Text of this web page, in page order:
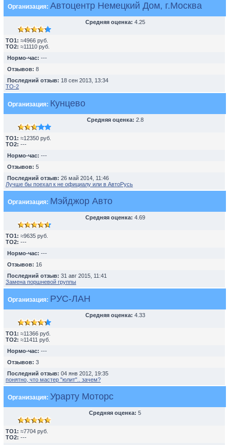
Организация: Автоцентр Немецкий Дом, г.Москва
Средняя оценка: 4.25
TO1: ≈4966 руб.
TO2: ≈11110 руб.
Нормо-час: ---
Отзывов: 8
Последний отзыв: 18 сен 2013, 13:34
TO-2
Организация: Кунцево
Средняя оценка: 2.8
TO1: ≈12350 руб.
TO2: ---
Нормо-час: ---
Отзывов: 5
Последний отзыв: 26 май 2014, 11:46
Лучше бы поехал к не официалу или в АвтоРусь
Организация: Мэйджор Авто
Средняя оценка: 4.69
TO1: ≈9635 руб.
TO2: ---
Нормо-час: ---
Отзывов: 16
Последний отзыв: 31 авг 2015, 11:41
Замена поршневой группы
Организация: РУС-ЛАН
Средняя оценка: 4.33
TO1: ≈11366 руб.
TO2: ≈11411 руб.
Нормо-час: ---
Отзывов: 3
Последний отзыв: 04 янв 2012, 19:35
понятно, что мастер "юлит".. зачем?
Организация: Урарту Моторс
Средняя оценка: 5
TO1: ≈7704 руб.
TO2: ---